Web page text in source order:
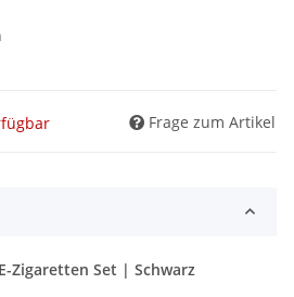
Frage zum Artikel
Zigaretten Set | Schwarz